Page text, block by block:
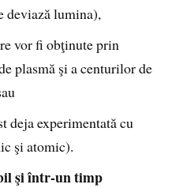
deviază lumina),
vor fi obţinute prin
plasmă şi a centurilor de
deja experimentată cu
şi atomic).
şi într-un timp